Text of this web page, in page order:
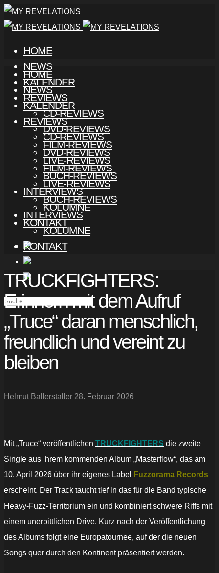
HOME
NEWS
KALENDER
REVIEWS
CD-REVIEWS
DVD-REVIEWS
FILM-REVIEWS
LIVE-REVIEWS
BUCH-REVIEWS
INTERVIEWS
KOLUMNE
KONTAKT
HOME
NEWS
KALENDER
REVIEWS
CD-REVIEWS
DVD-REVIEWS
FILM-REVIEWS
LIVE-REVIEWS
BUCH-REVIEWS
INTERVIEWS
KOLUMNE
KONTAKT
TRUCKFIGHTERS:
Erinnern mit dem Aufruf
„Truce“ daran menschlich,
freundlich und vereint zu
bleiben
Helmut Ballerstaller 28. Februar 2026
Mit „Truce“ veröffentlichen TRUCKFIGHTERS die zweite
Single aus ihrem kommenden Album „Masterflow“, das am
10. April 2026 über ihr eigenes Label
Fuzzorama Records
erscheint. Der Track taucht tief in das für die Band typische
Heavy-Fuzz-Territorium ein und kombiniert schwere Riffs mit
einem unerbittlichen Drive. Kurz nach der Veröffentlichung
des Albums folgt eine Europatournee, auf der die neuen
Songs quer durch den Kontinent präsentiert werden.